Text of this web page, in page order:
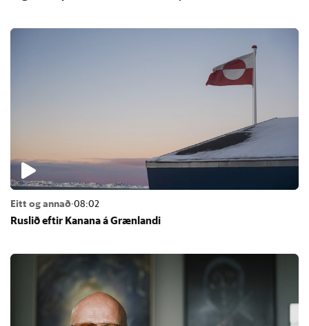
Eitt og annað·08:02
Rusl­ið eft­ir Kan­ana á Græn­landi